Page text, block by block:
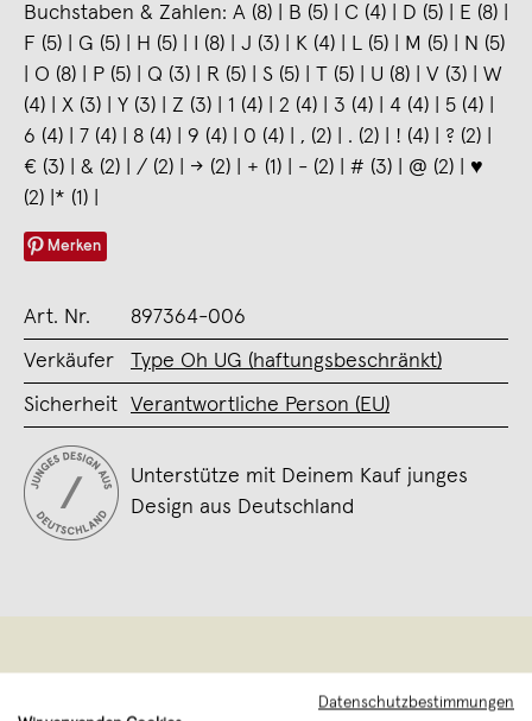
Buchstaben & Zahlen: A (8) | B (5) | C (4) | D (5) | E (8) |
F (5) | G (5) | H (5) | I (8) | J (3) | K (4) | L (5) | M (5) | N (5)
| O (8) | P (5) | Q (3) | R (5) | S (5) | T (5) | U (8) | V (3) | W
(4) | X (3) | Y (3) | Z (3) | 1 (4) | 2 (4) | 3 (4) | 4 (4) | 5 (4) |
6 (4) | 7 (4) | 8 (4) | 9 (4) | 0 (4) | , (2) | . (2) | ! (4) | ? (2) |
€ (3) | & (2) | / (2) | → (2) | + (1) | - (2) | # (3) | @ (2) | ♥
(2) |* (1) |
Merken
Art. Nr. 897364-006
Verkäufer Type Oh UG (haftungsbeschränkt)
Sicherheit Verantwortliche Person (EU)
Unterstütze mit Deinem Kauf junges
Design aus Deutschland
Datenschutzbestimmungen